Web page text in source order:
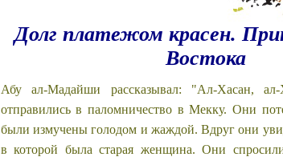
Долг платежом красен.
Востока
Абу ал-Мадайши рассказывал: "Ал-Хасан,
отправились в паломничество в Мекку. Они
были измучены голодом и жаждой. Вдруг они
в которой была старая женщина. Они